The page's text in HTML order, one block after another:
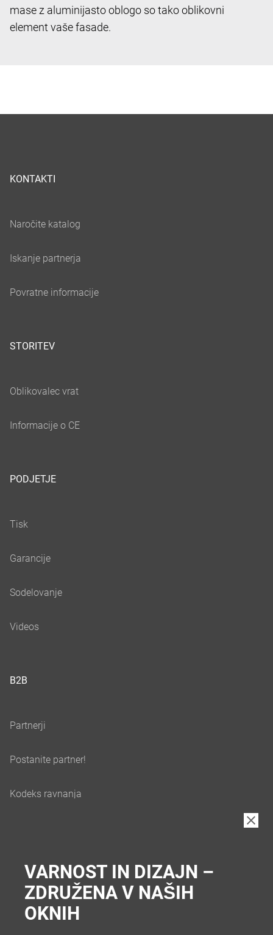
mase z aluminijasto oblogo so tako oblikovni
element vaše fasade.
KONTAKTI
STORITEV
PODJETJE
B2B
VARNOST IN DIZAJN –
ZDRUŽENA V NAŠIH
OKNIH